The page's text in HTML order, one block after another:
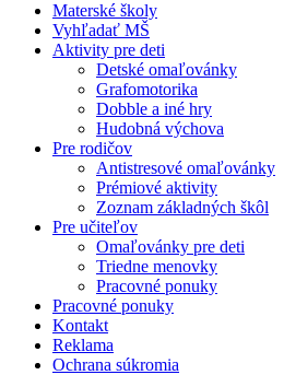
Materské školy
Vyhľadať MŠ
Aktivity pre deti
Detské omaľovánky
Grafomotorika
Dobble a iné hry
Hudobná výchova
Pre rodičov
Antistresové omaľovánky
Prémiové aktivity
Zoznam základných škôl
Pre učiteľov
Omaľovánky pre deti
Triedne menovky
Pracovné ponuky
Pracovné ponuky
Kontakt
Reklama
Ochrana súkromia